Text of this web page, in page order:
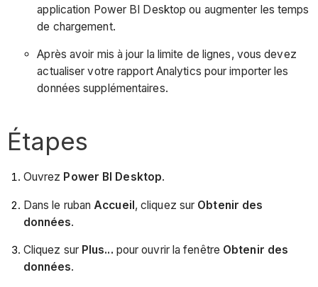
application Power BI Desktop ou augmenter les temps
de chargement.
Après avoir mis à jour la limite de lignes, vous devez
actualiser votre rapport Analytics pour importer les
données supplémentaires.
Étapes
Ouvrez Power BI Desktop.
Dans le rubanAccueil, cliquez sur Obtenir des
données.
Cliquez sur Plus... pour ouvrir la fenêtre Obtenir des
données.